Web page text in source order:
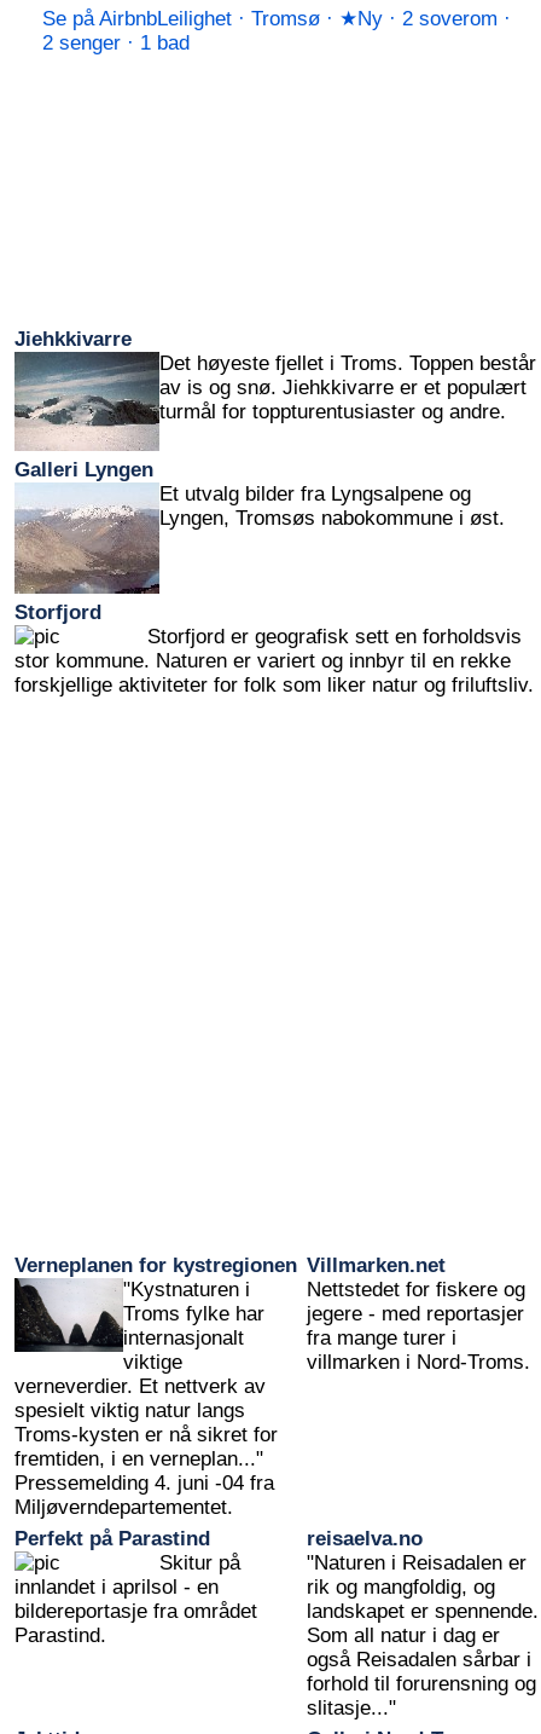
Se på AirbnbLeilighet · Tromsø · ★Ny · 2 soverom ·
2 senger · 1 bad
Jiehkkivarre
Det høyeste fjellet i Troms. Toppen består
av is og snø. Jiehkkivarre er et populært
turmål for toppturentusiaster og andre.
Galleri Lyngen
Et utvalg bilder fra Lyngsalpene og
Lyngen, Tromsøs nabokommune i øst.
Storfjord
Storfjord er geografisk sett en forholdsvis
stor kommune. Naturen er variert og innbyr til en rekke
forskjellige aktiviteter for folk som liker natur og friluftsliv.
Verneplanen for kystregionen
"Kystnaturen i
Troms fylke har
internasjonalt
viktige
verneverdier. Et nettverk av
spesielt viktig natur langs
Troms-kysten er nå sikret for
fremtiden, i en verneplan..."
Pressemelding 4. juni -04 fra
Miljøverndepartementet.
Villmarken.net
Nettstedet for fiskere og
jegere - med reportasjer
fra mange turer i
villmarken i Nord-Troms.
Perfekt på Parastind
Skitur på
innlandet i aprilsol - en
bildereportasje fra området
Parastind.
reisaelva.no
"Naturen i Reisadalen er
rik og mangfoldig, og
landskapet er spennende.
Som all natur i dag er
også Reisadalen sårbar i
forhold til forurensning og
slitasje..."